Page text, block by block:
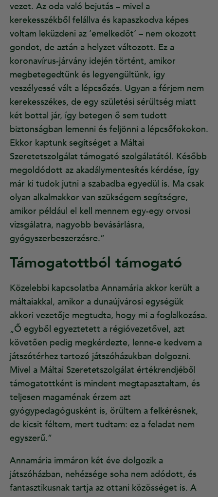
vezet. Az oda való bejutás – mivel a
kerekesszékből felállva és kapaszkodva képes
voltam leküzdeni az ’emelkedőt’ – nem okozott
gondot, de aztán a helyzet változott. Ez a
koronavírus-járvány idején történt, amikor
megbetegedtünk és legyengültünk, így
veszélyessé vált a lépcsőzés. Ugyan a férjem nem
kerekesszékes, de egy születési sérültség miatt
két bottal jár, így betegen ő sem tudott
biztonságban lemenni és feljönni a lépcsőfokokon.
Ekkor kaptunk segítséget a Máltai
Szeretetszolgálat támogató szolgálatától. Később
megoldódott az akadálymentesítés kérdése, így
már ki tudok jutni a szabadba egyedül is. Ma csak
olyan alkalmakkor van szükségem segítségre,
amikor például el kell mennem egy-egy orvosi
vizsgálatra, nagyobb bevásárlásra,
gyógyszerbeszerzésre.”
Támogatottból támogató
Közelebbi kapcsolatba Annamária akkor került a
máltaiakkal, amikor a dunaújvárosi egységük
akkori vezetője megtudta, hogy mi a foglalkozása.
„Ő egyből egyeztetett a régióvezetővel, azt
követően pedig megkérdezte, lenne-e kedvem a
játszótérhez tartozó játszóházukban dolgozni.
Mivel a Máltai Szeretetszolgálat értékrendjéből
támogatottként is mindent megtapasztaltam, és
teljesen magaménak érzem azt
gyógypedagógusként is, örültem a felkérésnek,
de kicsit féltem, mert tudtam: ez a feladat nem
egyszerű.”
Annamária immáron két éve dolgozik a
játszóházban, nehézsége soha nem adódott, és
fantasztikusnak tartja az ottani közösséget is. A